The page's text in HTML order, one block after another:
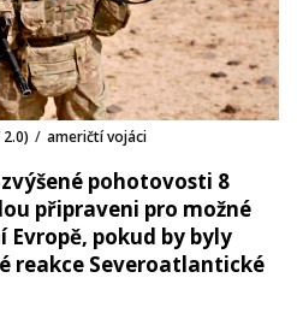
2.0) / američtí vojáci
pohotovosti 8
připraveni pro možné
Evropě, pokud by byly
reakce Severoatlantické